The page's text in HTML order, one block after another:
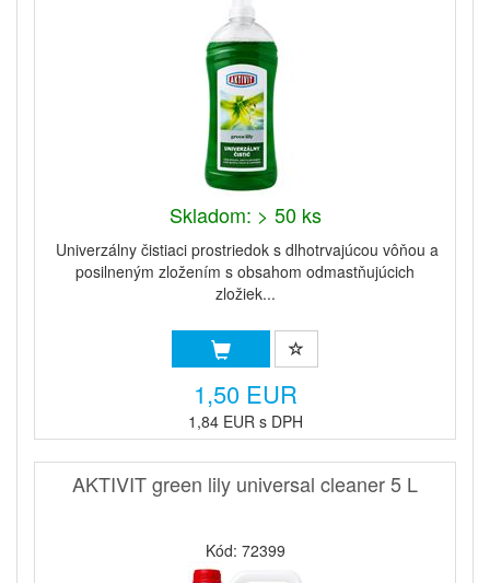
Skladom: > 50 ks
Univerzálny čistiaci prostriedok s dlhotrvajúcou vôňou a
posilneným zložením s obsahom odmastňujúcich
zložiek...
1,50 EUR
1,84 EUR s DPH
AKTIVIT green lily universal cleaner 5 L
Kód: 72399